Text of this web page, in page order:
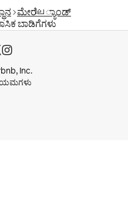
ಮೇರില್ಯಾಂಡ್
ಬಾಡಿಗೆಗಳು
Inc.